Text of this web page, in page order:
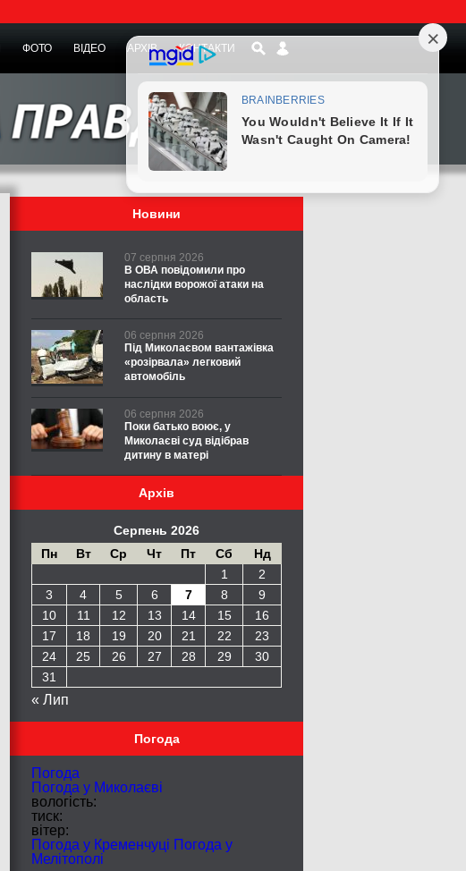
ФОТО ВІДЕО АРХІВ КОНТАКТИ
Новини
07 серпня 2026
В ОВА повідомили про
наслідки ворожої атаки на
область
06 серпня 2026
Під Миколаєвом вантажівка
«розірвала» легковий
автомобіль
06 серпня 2026
Поки батько воює, у
Миколаєві суд відібрав
дитину в матері
Архів
Серпень 2026
Пн
Вт Ср Чт Пт Сб
Нд
1
2
3
4 5 6 7 8
9
10
11 12 13 14 15
16
17
18 19 20 21 22
23
24
25 26 27 28 29
30
31
« Лип
Погода
Погода
Погода у Миколаєві
вологість:
тиск:
вітер:
Погода у Кременчуці Погода у
Мелітополі